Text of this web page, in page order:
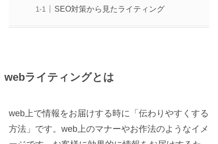
SEO対策から見たライティング
webライティングとは
web上で情報をお届けする時に 「伝わりやすくする
方法」 です。web上のマナーやお作法のようなイメ